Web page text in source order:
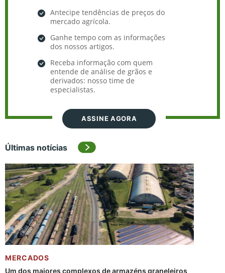
Antecipe tendências de preços do
mercado agrícola.
Ganhe tempo com as informações
dos nossos artigos.
Receba informação com quem
entende de análise de grãos e
derivados: nosso time de
especialistas.
ASSINE AGORA
Últimas notícias
MERCADOS
Um dos maiores complexos de armazéns graneleiros